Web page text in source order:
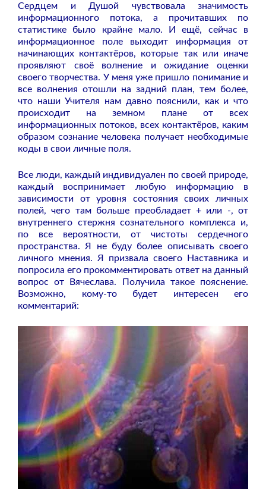
Сердцем и Душой чувствовала значимость
информационного потока, а прочитавших по
статистике было крайне мало. И ещё, сейчас в
информационное поле выходит информация от
начинающих контактёров, которые так или иначе
проявляют своё волнение и ожидание оценки
своего творчества. У меня уже пришло понимание и
все волнения отошли на задний план, тем более,
что наши Учителя нам давно пояснили, как и что
происходит на земном плане от всех
информационных потоков, всех контактёров, каким
образом сознание человека получает необходимые
коды в свои личные поля.
Все люди, каждый индивидуален по своей природе,
каждый воспринимает любую информацию в
зависимости от уровня состояния своих личных
полей, чего там больше преобладает + или -, от
внутреннего стержня сознательного комплекса и,
по все вероятности, от чистоты сердечного
пространства. Я не буду более описывать своего
личного мнения. Я призвала своего Наставника и
попросила его прокомментировать ответ на данный
вопрос от Вячеслава. Получила такое пояснение.
Возможно, кому-то будет интересен его
комментарий: